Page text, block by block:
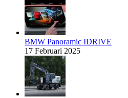
BMW Panoramic IDRIVE
17 Februari 2025